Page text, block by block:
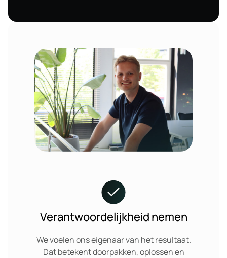
Verantwoordelijkheid nemen
We voelen ons eigenaar van het resultaat.
Dat betekent doorpakken, oplossen en